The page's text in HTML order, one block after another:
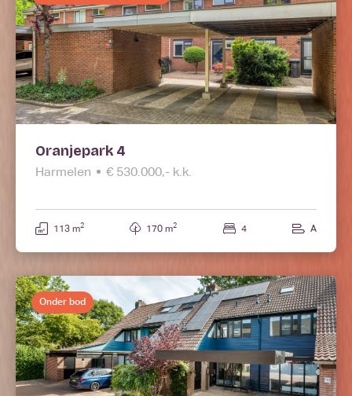
Oranjepark 4
Harmelen € 530.000,- k.k.
113 m2 170 m2 4 A
Onder bod